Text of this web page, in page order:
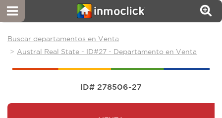
Buscar departamentos en Venta
Austral Real State - ID#27 - Departamento en Venta
ID# 278506-27